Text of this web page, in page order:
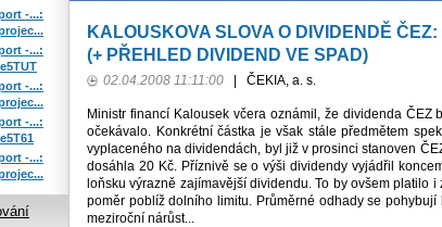
KALOUSKOVA SLOVA O DIVIDENDĚ
(+ PŘEHLED DIVIDEND VE SPAD)
02.04.2008 11:11:00 ČEKIA, a. s.
Ministr financí Kalousek včera oznámil, že dividenda ČEZ
očekávalo. Konkrétní částka je však stále předmětem
vyplaceného na dividendách, byl již v prosinci stanoven
dosáhla 20 Kč. Příznivě se o výši dividendy vyjádřil
loňsku výrazně zajímavější dividendu. To by ovšem platilo
poměr poblíž dolního limitu. Průměrné odhady se
meziroční nárůst...
-...:
-...:
-...:
-...:
-...: